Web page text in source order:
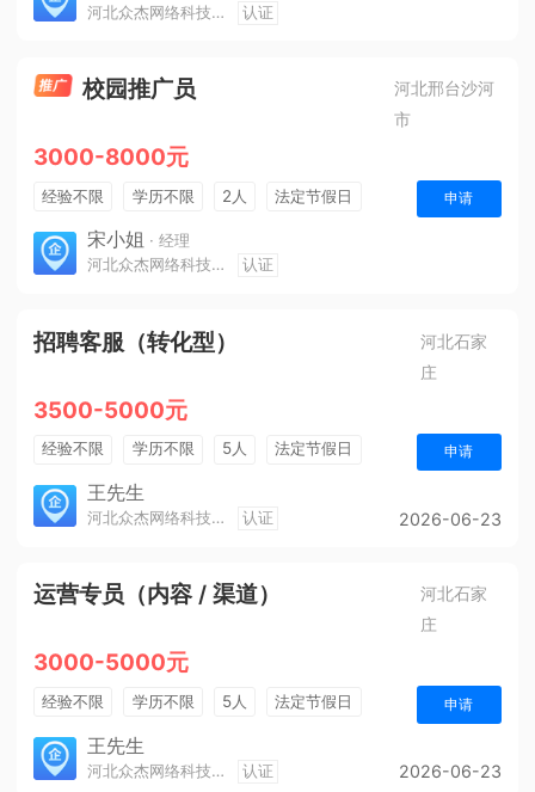
河北众杰网络科技有限公司
认证
校园推广员
河北邢台沙河
市
3000-8000元
经验不限 学历不限 2人
法定节假日
销售奖金
奖励计划
申请
宋小姐 · 经理
河北众杰网络科技有限公司
认证
招聘客服（转化型）
河北石家
庄
3500-5000元
经验不限 学历不限 5人
法定节假日
奖励计划
申请
王先生
河北众杰网络科技有限公司 认证 2026-06-23
运营专员（内容 / 渠道）
河北石家
庄
3000-5000元
经验不限 学历不限 5人
法定节假日
销售奖金
奖励计划
申请
王先生
河北众杰网络科技有限公司 认证 2026-06-23